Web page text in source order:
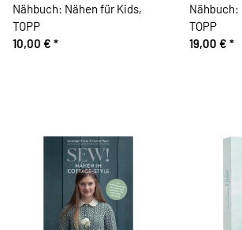
Nähbuch: Nähen für Kids,
TOPP
10,00 € *
Nähbuch:
TOPP
19,00 € *